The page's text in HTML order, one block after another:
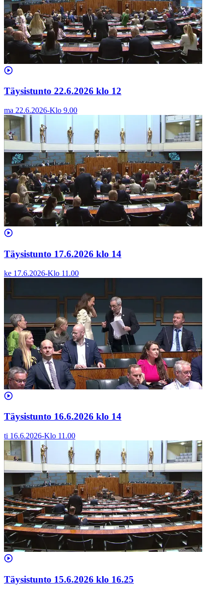
Täysistunto 22.6.2026 klo 12
ma 22.6.2026-Klo 9.00
Täysistunto 17.6.2026 klo 14
ke 17.6.2026-Klo 11.00
Täysistunto 16.6.2026 klo 14
ti 16.6.2026-Klo 11.00
Täysistunto 15.6.2026 klo 16.25